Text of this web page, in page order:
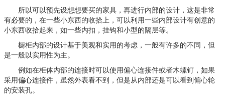
所以可以预先设想想要买的家具，再进行内部的设计，这是非常
有必要的，在一些小东西的收拾上，可以利用一些内部设计有创意的
小东西收拾起来，如一些内扣，挂钩和小型的隔层等。
橱柜内部的设计基于美观和实用的考虑，一般有许多的不同，但
是一般以实用性为主。
例如在柜体内部的连接时可以使用偏心连接件或者木螺钉，如果
采用偏心连接件，虽然外表看不到，但是从内部还是可以看到偏心轮
的安装孔。